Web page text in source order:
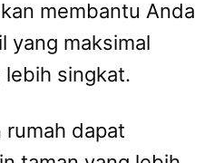
membantu Anda
yang maksimal
lebih singkat.
rumah dapat